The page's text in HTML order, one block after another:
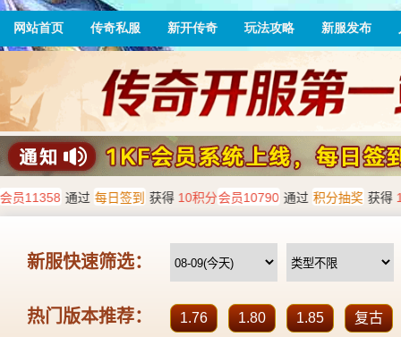
网站首页 传奇私服 新开传奇 玩法攻略 新服发布